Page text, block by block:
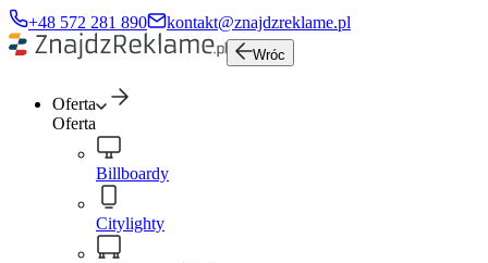
+48 572 281 890 kontakt@znajdzreklame.pl
Wróc
Oferta
Oferta
Billboardy
Citylighty